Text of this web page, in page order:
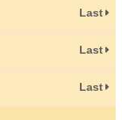
Last
Last
Last